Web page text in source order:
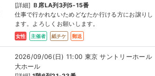
[詳細] Ｂ席LA列3列5-15番
仕事で行かれないためどなたか行ける方にお譲りし
ます。よろしくお願いします。
女性 主催者 紙チケ 郵送
2026/09/06(日) 11:00 東京 サントリーホール
大ホール